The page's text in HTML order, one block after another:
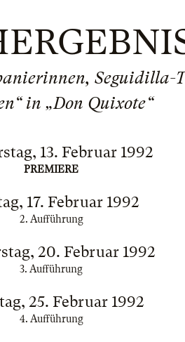
in „Don Quixote“
13. Februar 1992
PREMIERE
17. Februar 1992
2. Aufführung
20. Februar 1992
3. Aufführung
25. Februar 1992
4. Aufführung